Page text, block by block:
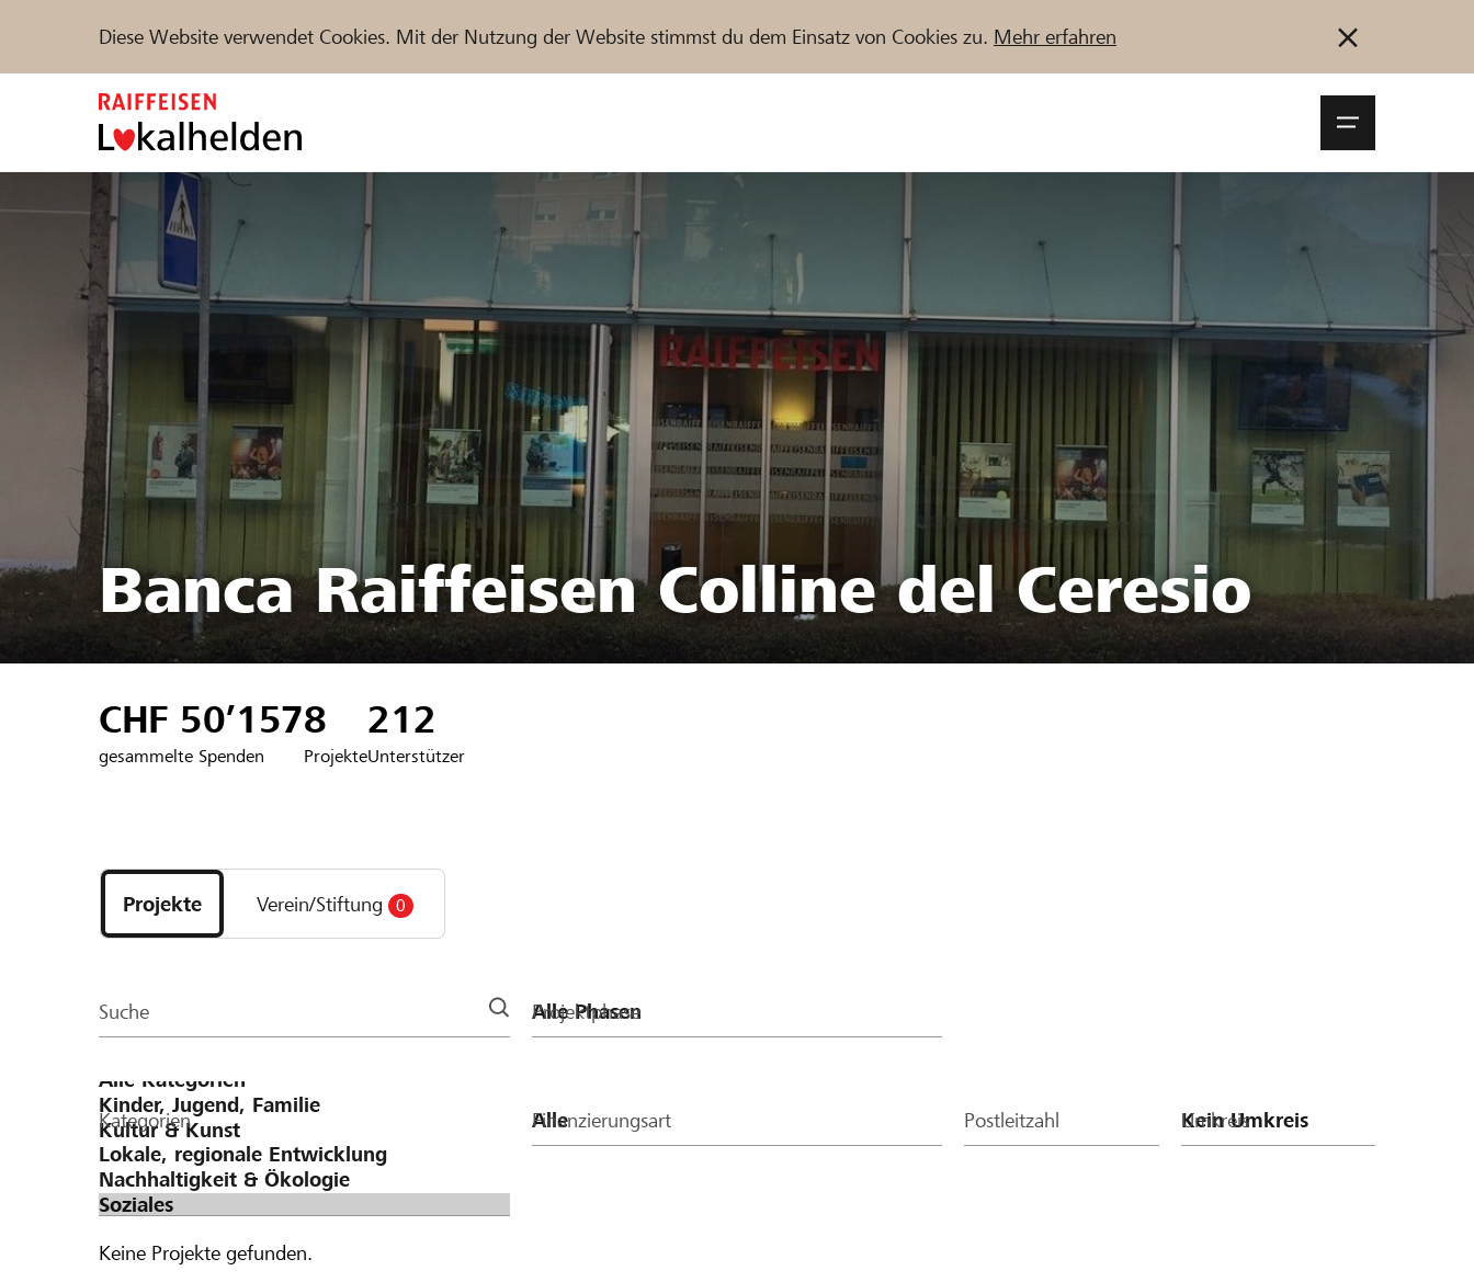
Diese Website verwendet Cookies. Mit der Nutzung der Website stimmst du dem Einsatz von Cookies zu. Mehr erfahren
Unterstützen Hilfe & Support Partner / Raiffeisenbank
Projekte und Organisationen finden Jetzt starten
DE IT
Banca Raiffeisen Colline del Ceresio
CHF 50’157
gesammelte Spenden
8
Projekte
212
Unterstützer
Projekte
und
Organisationen
Projekte Verein/Stiftung 0
Suche Projektphase
Kategorien Finanzierungsart Postleitzahl Umkreis
Keine Projekte gefunden.